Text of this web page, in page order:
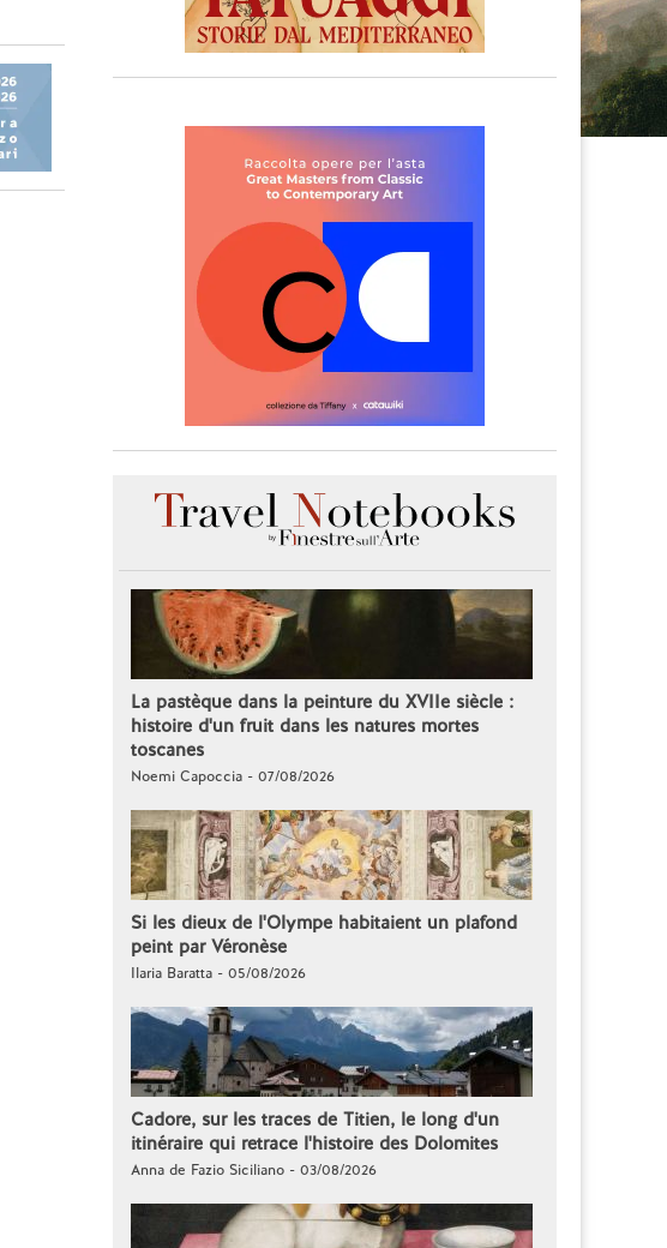
La pastèque dans la peinture du XVIIe siècle :
histoire d'un fruit dans les natures mortes
toscanes
Noemi Capoccia - 07/08/2026
Si les dieux de l'Olympe habitaient un plafond
peint par Véronèse
Ilaria Baratta - 05/08/2026
Cadore, sur les traces de Titien, le long d'un
itinéraire qui retrace l'histoire des Dolomites
Anna de Fazio Siciliano - 03/08/2026